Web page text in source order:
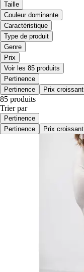
Taille
Couleur dominante
Caractéristique
Type de produit
Genre
Prix
Voir les 85 produits
Pertinence
Pertinence
Prix croissant
85 produits
Trier par
Pertinence
Pertinence
Prix croissant